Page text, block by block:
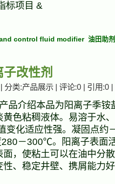
标项目 &
control fluid modifier 油田助
改性剂
分类:产品展示 | 评论:0 | 引用:0 |
品介绍本品为阳离子季铵
色粘稠液体。易溶于水
变化适应性强。凝固点
－300℃。阳离子表面
面，使粘土可以在油中分
、稳定井壁、携屑能力